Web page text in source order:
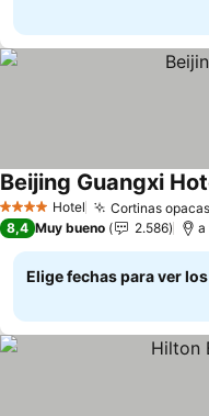
4 EstrellasHotel Cortinas
Beijing Guangxi
8,4 Muy bueno 2.586 a
Elige fechas para ver